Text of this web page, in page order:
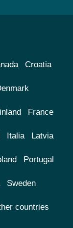
Croatia
France
Italia Latvia
Portugal
Sweden
countries